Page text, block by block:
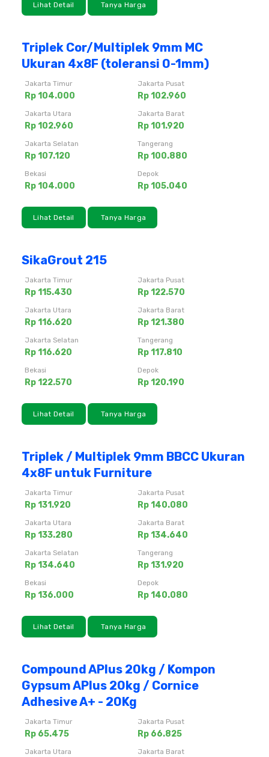
Lihat Detail Tanya Harga
Triplek Cor/Multiplek 9mm MC
Ukuran 4x8F (toleransi 0-1mm)
Jakarta Timur
Rp 104.000
Jakarta Pusat
Rp 102.960
Jakarta Utara
Rp 102.960
Jakarta Barat
Rp 101.920
Jakarta Selatan
Rp 107.120
Tangerang
Rp 100.880
Bekasi
Rp 104.000
Depok
Rp 105.040
Lihat Detail Tanya Harga
SikaGrout 215
Jakarta Timur
Rp 115.430
Jakarta Pusat
Rp 122.570
Jakarta Utara
Rp 116.620
Jakarta Barat
Rp 121.380
Jakarta Selatan
Rp 116.620
Tangerang
Rp 117.810
Bekasi
Rp 122.570
Depok
Rp 120.190
Lihat Detail Tanya Harga
Triplek / Multiplek 9mm BBCC Ukuran
4x8F untuk Furniture
Jakarta Timur
Rp 131.920
Jakarta Pusat
Rp 140.080
Jakarta Utara
Rp 133.280
Jakarta Barat
Rp 134.640
Jakarta Selatan
Rp 134.640
Tangerang
Rp 131.920
Bekasi
Rp 136.000
Depok
Rp 140.080
Lihat Detail Tanya Harga
Compound APlus 20kg / Kompon
Gypsum APlus 20kg / Cornice
Adhesive A+ - 20Kg
Jakarta Timur
Rp 65.475
Jakarta Pusat
Rp 66.825
Jakarta Utara Jakarta Barat